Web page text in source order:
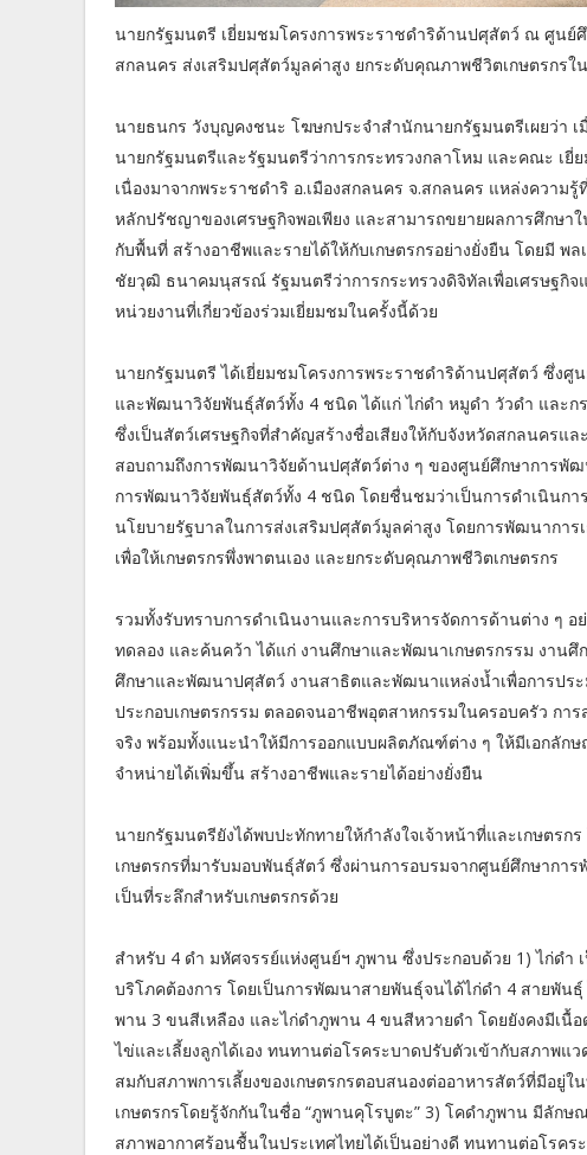
นายกรัฐมนตรี เยี่ยมชมโครงการพระราชดำริด้านปศุสัตว์ ณ ศูนย์
สกลนคร ส่งเสริมปศุสัตว์มูลค่าสูง ยกระดับคุณภาพชีวิตเกษตรกรใ
นายธนกร วังบุญคงชนะ โฆษกประจำสำนักนายกรัฐมนตรีเผยว่า เ
นายกรัฐมนตรีและรัฐมนตรีว่าการกระทรวงกลาโหม และคณะ เ
เนื่องมาจากพระราชดำริ อ.เมืองสกลนคร จ.สกลนคร แหล่งควา
หลักปรัชญาของเศรษฐกิจพอเพียง และสามารถขยายผลการศึก
กับพื้นที่ สร้างอาชีพและรายได้ให้กับเกษตรกรอย่างยั่งยืน โดยมี พ
ชัยวุฒิ ธนาคมนุสรณ์ รัฐมนตรีว่าการกระทรวงดิจิทัลเพื่อเศรษฐกิ
หน่วยงานที่เกี่ยวข้องร่วมเยี่ยมชมในครั้งนี้ด้วย
นายกรัฐมนตรี ได้เยี่ยมชมโครงการพระราชดำริด้านปศุสัตว์ ซึ่ง
และพัฒนาวิจัยพันธุ์สัตว์ทั้ง 4 ชนิด ได้แก่ ไก่ดํา หมูดํา วัวดํา และ
ซึ่งเป็นสัตว์เศรษฐกิจที่สำคัญสร้างชื่อเสียงให้กับจังหวัดสกลนครแ
สอบถามถึงการพัฒนาวิจัยด้านปศุสัตว์ต่าง ๆ ของศูนย์ศึกษาการพั
การพัฒนาวิจัยพันธุ์สัตว์ทั้ง 4 ชนิด โดยชื่นชมว่าเป็นการดำเนินก
นโยบายรัฐบาลในการส่งเสริมปศุสัตว์มูลค่าสูง โดยการพัฒนากา
เพื่อให้เกษตรกรพึ่งพาตนเอง และยกระดับคุณภาพชีวิตเกษตรกร
รวมทั้งรับทราบการดําเนินงานและการบริหารจัดการด้านต่าง ๆ
ทดลอง และค้นคว้า ได้แก่ งานศึกษาและพัฒนาเกษตรกรรม งา
ศึกษาและพัฒนาปศุสัตว์ งานสาธิตและพัฒนาแหล่งน้ำเพื่อการปร
ประกอบเกษตรกรรม ตลอดจนอาชีพอุตสาหกรรมในครอบครัว ก
จริง พร้อมทั้งแนะนำให้มีการออกแบบผลิตภัณฑ์ต่าง ๆ ให้มีเอกลัก
จำหน่ายได้เพิ่มขึ้น สร้างอาชีพและรายได้อย่างยั่งยืน
นายกรัฐมนตรียังได้พบปะทักทายให้กำลังใจเจ้าหน้าที่และเกษตรก
เกษตรกรที่มารับมอบพันธุ์สัตว์ ซึ่งผ่านการอบรมจากศูนย์ศึกษากา
เป็นที่ระลึกสำหรับเกษตรกรด้วย
สำหรับ 4 ดํา มหัศจรรย์แห่งศูนย์ฯ ภูพาน ซึ่งประกอบด้วย 1) ไก่ด
บริโภคต้องการ โดยเป็นการพัฒนาสายพันธุ์จนได้ไก่ดำ 4 สายพั
พาน 3 ขนสีเหลือง และไก่ดำภูพาน 4 ขนสีหวายดำ โดยยังคงมีเนื้
ไข่และเลี้ยงลูกได้เอง ทนทานต่อโรคระบาดปรับตัวเข้ากับสภาพ
สมกับสภาพการเลี้ยงของเกษตรกรตอบสนองต่ออาหารสัตว์ที่มีอยู่
เกษตรกรโดยรู้จักกันในชื่อ “ภูพานคุโรบูตะ” 3) โคดำภูพาน มีลัก
สภาพอากาศร้อนชื้นในประเทศไทยได้เป็นอย่างดี ทนทานต่อโรค